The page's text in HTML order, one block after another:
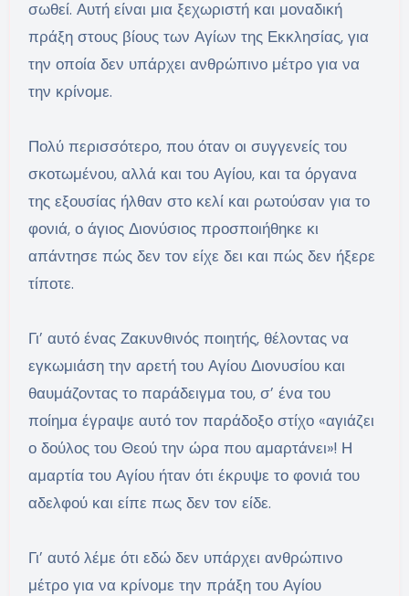
σωθεί. Αυτή είναι μια ξεχωριστή και μοναδική
πράξη στους βίους των Αγίων της Εκκλησίας, για
την οποία δεν υπάρχει ανθρώπινο μέτρο για να
την κρίνομε.
Πολύ περισσότερο, που όταν οι συγγενείς του
σκοτωμένου, αλλά και του Αγίου, και τα όργανα
της εξουσίας ήλθαν στο κελί και ρωτούσαν για το
φονιά, ο άγιος Διονύσιος προσποιήθηκε κι
απάντησε πώς δεν τον είχε δει και πώς δεν ήξερε
τίποτε.
Γι’ αυτό ένας Ζακυνθινός ποιητής, θέλοντας να
εγκωμιάση την αρετή του Αγίου Διονυσίου και
θαυμάζοντας το παράδειγμα του, σ’ ένα του
ποίημα έγραψε αυτό τον παράδοξο στίχο «αγιάζει
ο δούλος του Θεού την ώρα που αμαρτάνει»! Η
αμαρτία του Αγίου ήταν ότι έκρυψε το φονιά του
αδελφού και είπε πως δεν τον είδε.
Γι’ αυτό λέμε ότι εδώ δεν υπάρχει ανθρώπινο
μέτρο για να κρίνομε την πράξη του Αγίου